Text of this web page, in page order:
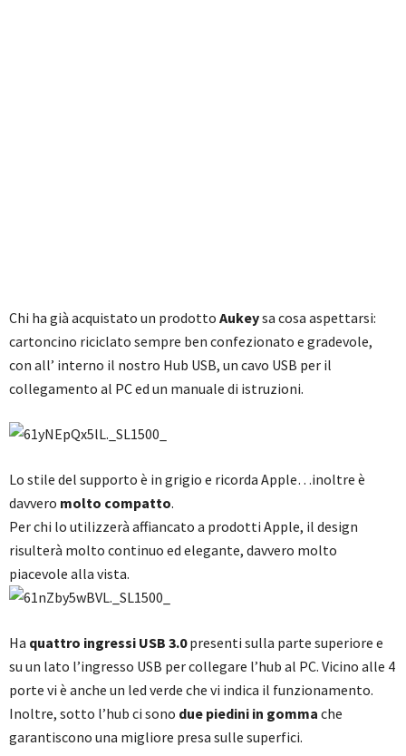
Chi ha già acquistato un prodotto Aukeysa cosa aspettarsi:
cartoncino riciclato sempre ben confezionato e gradevole,
con all’ interno il nostro Hub USB, un cavo USB per il
collegamento al PC ed un manuale di istruzioni.
Lo stile del supporto è in grigio e ricorda Apple…inoltre è
davvero molto compatto.
Per chi lo utilizzerà affiancato a prodotti Apple, il design
risulterà molto continuo ed elegante, davvero molto
piacevole alla vista.
Ha quattro ingressi USB 3.0presenti sulla parte superiore e
su un lato l’ingresso USB per collegare l’hub al PC. Vicino alle 4
porte vi è anche un led verde che vi indica il funzionamento.
Inoltre, sotto l’hub ci sono due piedini in gomma che
garantiscono una migliore presa sulle superfici.